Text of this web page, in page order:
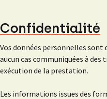
Confidentialité
Vos données personnelles
aucun cas communiquées à
exécution de la prestation.
Les informations issues des